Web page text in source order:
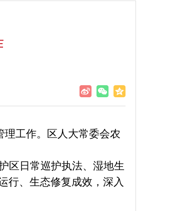
工作。区人大常委会农
区日常巡护执法、湿地生
行、生态修复成效，深入